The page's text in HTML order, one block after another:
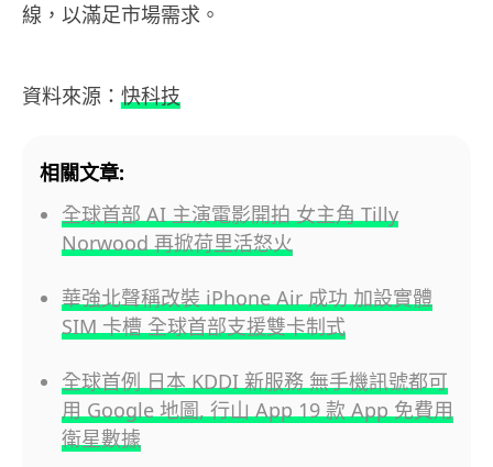
線，以滿足市場需求。
資料來源： 快科技
相關文章:
全球首部 AI 主演電影開拍 女主角 Tilly
Norwood 再掀荷里活怒火
華強北聲稱改裝 iPhone Air 成功 加設實體
SIM 卡槽 全球首部支援雙卡制式
全球首例 日本 KDDI 新服務 無手機訊號都可
用 Google 地圖, 行山 App 19 款 App 免費用
衛星數據